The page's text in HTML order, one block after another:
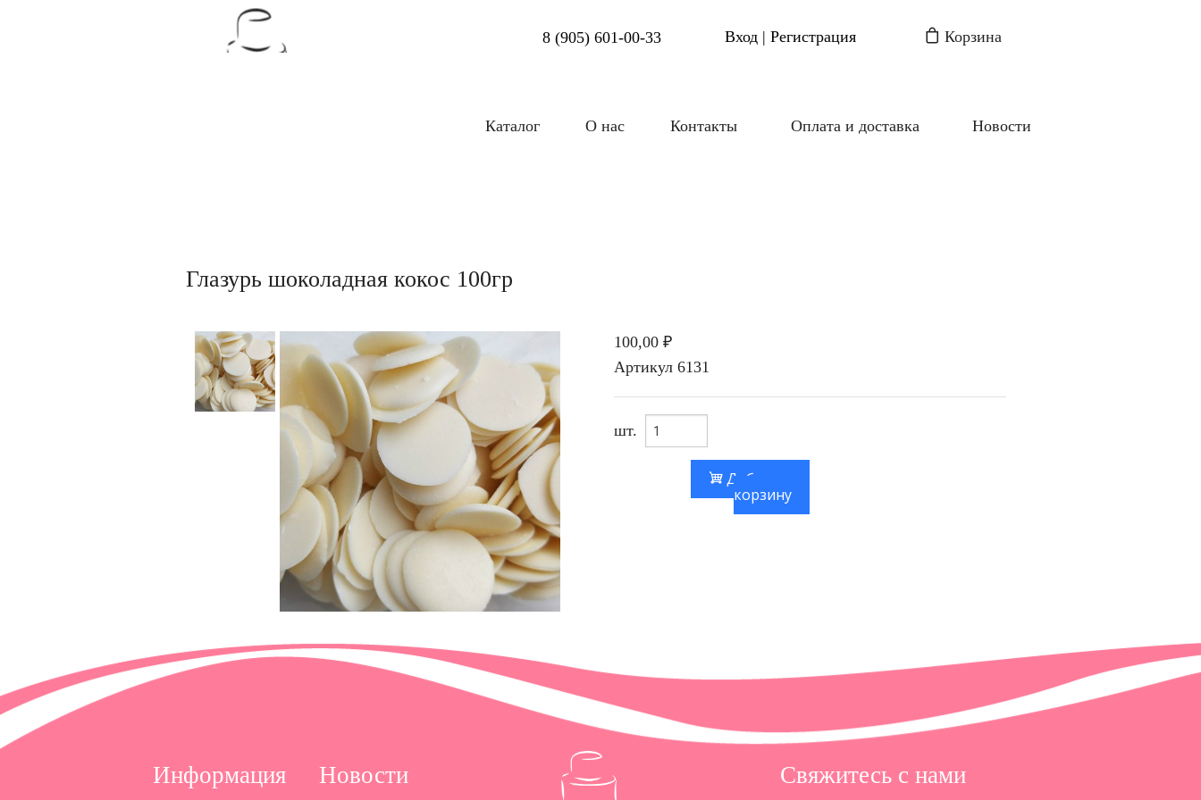
8 (905) 601-00-33 Вход | Регистрация Корзина
Каталог О нас Контакты Оплата и доставка Новости
Глазурь шоколадная кокос 100гр
100,00 ₽
Артикул 6131
шт.
Добавить в
корзину
Информация Новости Свяжитесь с нами